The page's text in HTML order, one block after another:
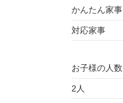
かんたん家事
対応家事
お子様の人数
2人